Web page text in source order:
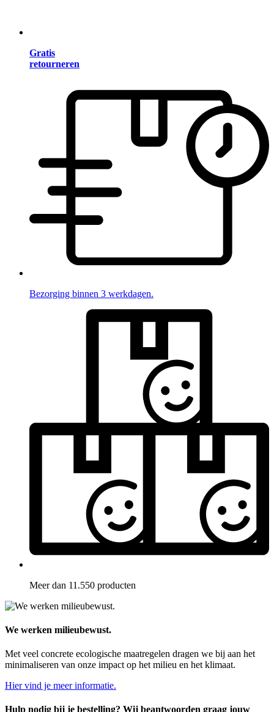
Gratis
retourneren
Bezorging binnen 3 werkdagen.
Meer dan 11.550 producten
We werken milieubewust.
Met veel concrete ecologische maatregelen dragen we bij aan het
minimaliseren van onze impact op het milieu en het klimaat.
Hier vind je meer informatie.
Hulp nodig bij je bestelling? Wij beantwoorden graag jouw